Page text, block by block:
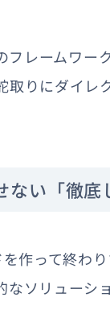
レームワー
りにダイレ
い「徹底
作って終わ
ソリューシ